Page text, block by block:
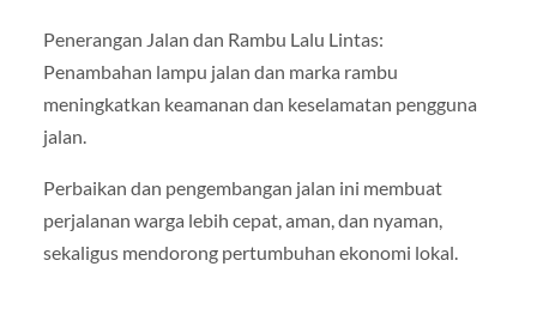
Penerangan Jalan dan Rambu Lalu Lintas:
Penambahan lampu jalan dan marka rambu
meningkatkan keamanan dan keselamatan pengguna
jalan.
Perbaikan dan pengembangan jalan ini membuat
perjalanan warga lebih cepat, aman, dan nyaman,
sekaligus mendorong pertumbuhan ekonomi lokal.